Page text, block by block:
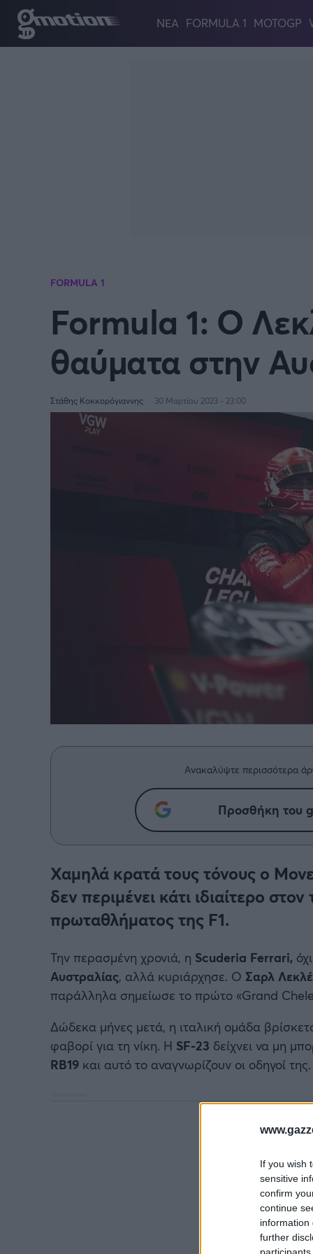
If you wish
sensitive
confirm
continue
information
further
Παράκαμψη προς το κυρίως περιεχόμενο
ΝΕΑ FORMULA 1 MOTOGP
FORMULA 1
Formula 1: Ο
θαύματα στην
Στάθης Κοκκορόγιαννης 30 Μαρτίου 2023 - 23:00
Ανακαλύψτε περισσότερα
Προσθήκη του
Χαμηλά κρατά τους τόνους ο
δεν περιμένει κάτι ιδιαίτερο
πρωταθλήματος της F1.
Την περασμένη χρονιά, η Scuderia Ferrari,
Αυστραλίας, αλλά κυριάρχησε. Ο Σαρλ
παράλληλα σημείωσε το πρώτο «Grand
Δώδεκα μήνες μετά, η ιταλική ομάδα
φαβορί για τη νίκη. Η SF-23 δείχνει να μη
RB19 και αυτό το αναγνωρίζουν οι οδηγοί της.